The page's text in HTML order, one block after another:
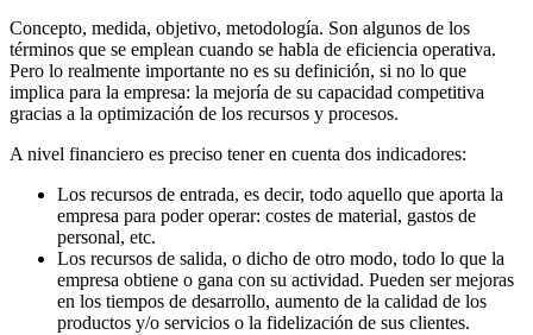
Concepto, medida, objetivo, metodología. Son algunos de los
términos que se emplean cuando se habla de eficiencia operativa.
Pero lo realmente importante no es su definición, si no lo que
implica para la empresa: la mejoría de su capacidad competitiva
gracias a la optimización de los recursos y procesos.
A nivel financiero es preciso tener en cuenta dos indicadores:
Los recursos de entrada, es decir, todo aquello que aporta la
empresa para poder operar: costes de material, gastos de
personal, etc.
Los recursos de salida, o dicho de otro modo, todo lo que la
empresa obtiene o gana con su actividad. Pueden ser mejoras
en los tiempos de desarrollo, aumento de la calidad de los
productos y/o servicios o la fidelización de sus clientes.